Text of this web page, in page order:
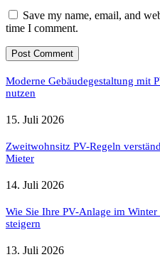
Save my name, email, and
time I comment.
Moderne Gebäudegestaltung mit
nutzen
15. Juli 2026
Zweitwohnsitz PV-Regeln
Mieter
14. Juli 2026
Wie Sie Ihre PV-Anlage im
steigern
13. Juli 2026